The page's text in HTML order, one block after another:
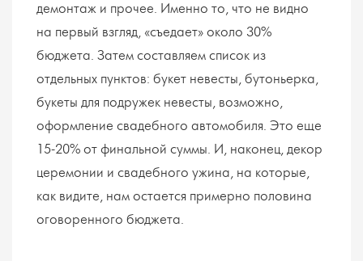
демонтаж и прочее. Именно то, что не видно
на первый взгляд, «съедает» около 30%
бюджета. Затем составляем список из
отдельных пунктов: букет невесты, бутоньерка,
букеты для подружек невесты, возможно,
оформление свадебного автомобиля. Это еще
15-20% от финальной суммы. И, наконец, декор
церемонии и свадебного ужина, на которые,
как видите, нам остается примерно половина
оговоренного бюджета.